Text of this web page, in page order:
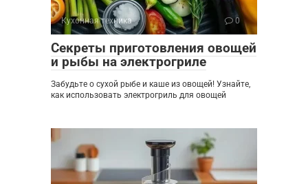
Кухонная техника 0
Секреты приготовления овощей
и рыбы на электрогриле
Забудьте о сухой рыбе и каше из овощей! Узнайте,
как использовать электрогриль для овощей